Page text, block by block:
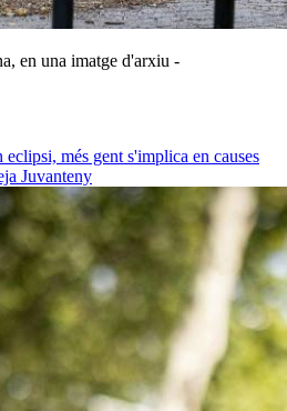
en una imatge d'arxiu -
eclipsi, més gent s'implica en causes
Juvanteny